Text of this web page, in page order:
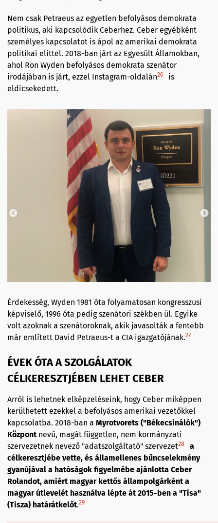
Nem csak Petraeus az egyetlen befolyásos demokrata
politikus, aki kapcsolódik Ceberhez. Ceber egyébként
személyes kapcsolatot is ápol az amerikai demokrata
politikai elittel. 2018-ban járt az Egyesült Államokban,
ahol Ron Wyden befolyásos demokrata szenátor
irodájában is járt, ezzel Instagram-oldalán26
is
eldicsekedett.
Érdekesség, Wyden 1981 óta folyamatosan kongresszusi
képviselő, 1996 óta pedig szenátori székben ül. Egyike
volt azoknak a szenátoroknak, akik javasolták a fentebb
már említett David Petraeus-t a CIA igazgatójának.27
ÉVEK ÓTA A SZOLGÁLATOK
CÉLKERESZTJÉBEN LEHET CEBER
Arról is lehetnek elképzeléseink, hogy Ceber miképpen
kerülhetett ezekkel a befolyásos amerikai vezetőkkel
kapcsolatba. 2018-ban a Myrotvorets ("Békecsinálók")
Központ nevű, magát független, nem kormányzati
szervezetnek nevező "adatszolgáltató" szervezet28
a
célkeresztjébe vette, és államellenes bűncselekmény
gyanújával a hatóságok figyelmébe ajánlotta Ceber
Rolandot, amiért magyar kettős állampolgárként a
magyar útlevelét használva lépte át 2015-ben a "Tisa"
(Tisza) határátkelőt.29